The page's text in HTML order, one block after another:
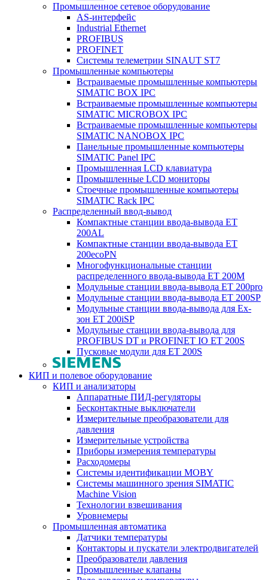
Промышленное сетевое оборудование
AS-интерфейс
Industrial Ethernet
PROFIBUS
PROFINET
Системы телеметрии SINAUT ST7
Промышленные компьютеры
Встраиваемые промышленные компьютеры
SIMATIC BOX IPC
Встраиваемые промышленные компьютеры
SIMATIC MICROBOX IPC
Встраиваемые промышленные компьютеры
SIMATIC NANOBOX IPC
Панельные промышленные компьютеры
SIMATIC Panel IPC
Промышленная LCD клавиатура
Промышленные LCD мониторы
Стоечные промышленные компьютеры
SIMATIC Rack IPC
Распределенный ввод-вывод
Компактные станции ввода-вывода ET
200AL
Компактные станции ввода-вывода ET
200ecoPN
Многофункциональные станции
распределенного ввода-вывода ET 200M
Модульные станции ввода-вывода ET 200pro
Модульные станции ввода-вывода ET 200SP
Модульные станции ввода-вывода для Ex-
зон ET 200iSP
Модульные станции ввода-вывода для
PROFIBUS DT и PROFINET IO ET 200S
Пусковые модули для ET 200S
КИП и полевое оборудование
КИП и анализаторы
Аппаратные ПИД-регуляторы
Бесконтактные выключатели
Измерительные преобразователи для
давления
Измерительные устройства
Приборы измерения температуры
Расходомеры
Системы идентификации MOBY
Системы машинного зрения SIMATIC
Machine Vision
Технологии взвешивания
Уровнемеры
Промышленная автоматика
Датчики температуры
Контакторы и пускатели электродвигателей
Преобразователи давления
Промышленные клапаны